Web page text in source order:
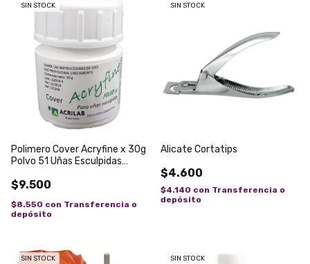
SIN STOCK
Polimero Cover Acryfine x 30g
Polvo 51 Uñas Esculpidas
$9.500
$8.550 con Transferencia o
depósito
SIN STOCK
Alicate Cortatips
$4.600
$4.140 con Transferencia o
depósito
SIN STOCK SIN STOCK